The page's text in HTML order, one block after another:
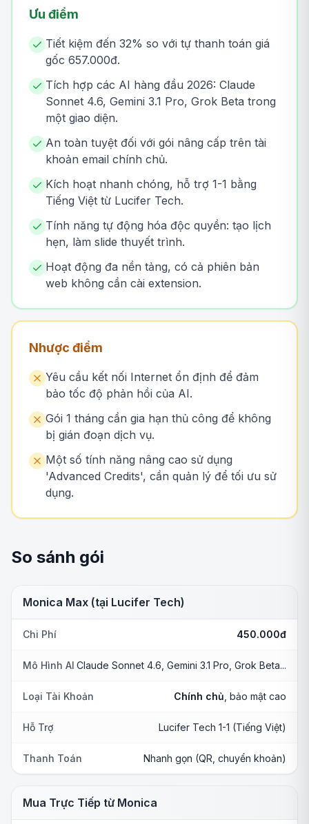
Ưu điểm
Tiết kiệm đến 32% so với tự thanh toán giá
gốc 657.000đ.
Tích hợp các AI hàng đầu 2026: Claude
Sonnet 4.6, Gemini 3.1 Pro, Grok Beta trong
một giao diện.
An toàn tuyệt đối với gói nâng cấp trên tài
khoản email chính chủ.
Kích hoạt nhanh chóng, hỗ trợ 1-1 bằng
Tiếng Việt từ Lucifer Tech.
Tính năng tự động hóa độc quyền: tạo lịch
hẹn, làm slide thuyết trình.
Hoạt động đa nền tảng, có cả phiên bản
web không cần cài extension.
Nhược điểm
Yêu cầu kết nối Internet ổn định để đảm
bảo tốc độ phản hồi của AI.
Gói 1 tháng cần gia hạn thủ công để không
bị gián đoạn dịch vụ.
Một số tính năng nâng cao sử dụng
'Advanced Credits', cần quản lý để tối ưu sử
dụng.
So sánh gói
Monica Max (tại Lucifer Tech)
Chi Phí 450.000đ
Mô Hình AI Claude Sonnet 4.6, Gemini 3.1 Pro, Grok Beta...
Loại Tài Khoản Chính chủ , bảo mật cao
Hỗ Trợ Lucifer Tech 1-1 (Tiếng Việt)
Thanh Toán Nhanh gọn (QR, chuyển khoản)
Mua Trực Tiếp từ Monica